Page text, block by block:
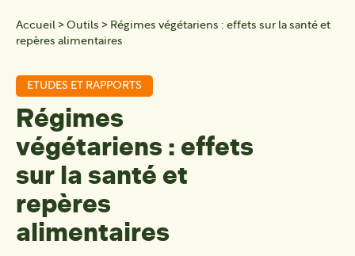
Accueil > Outils > Régimes végétariens : effets sur la santé et
repères alimentaires
ETUDES ET RAPPORTS
Régimes
végétariens : effets
sur la santé et
repères
alimentaires